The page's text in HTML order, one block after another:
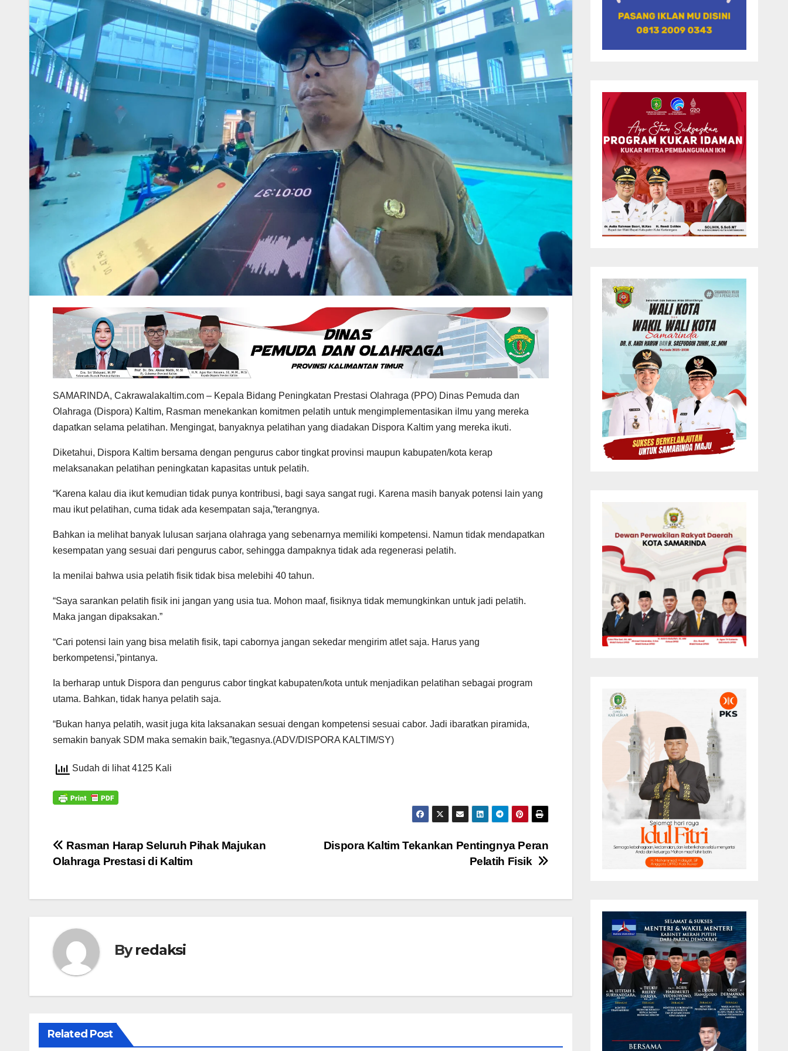
SAMARINDA, Cakrawalakaltim.com – Kepala Bidang Peningkatan Prestasi Olahraga (PPO) Dinas Pemuda dan
Olahraga (Dispora) Kaltim, Rasman menekankan komitmen pelatih untuk mengimplementasikan ilmu yang mereka
dapatkan selama pelatihan. Mengingat, banyaknya pelatihan yang diadakan Dispora Kaltim yang mereka ikuti.
Diketahui, Dispora Kaltim bersama dengan pengurus cabor tingkat provinsi maupun kabupaten/kota kerap
melaksanakan pelatihan peningkatan kapasitas untuk pelatih.
“Karena kalau dia ikut kemudian tidak punya kontribusi, bagi saya sangat rugi. Karena masih banyak potensi lain yang
mau ikut pelatihan, cuma tidak ada kesempatan saja,”terangnya.
Bahkan ia melihat banyak lulusan sarjana olahraga yang sebenarnya memiliki kompetensi. Namun tidak mendapatkan
kesempatan yang sesuai dari pengurus cabor, sehingga dampaknya tidak ada regenerasi pelatih.
Ia menilai bahwa usia pelatih fisik tidak bisa melebihi 40 tahun.
“Saya sarankan pelatih fisik ini jangan yang usia tua. Mohon maaf, fisiknya tidak memungkinkan untuk jadi pelatih.
Maka jangan dipaksakan.”
“Cari potensi lain yang bisa melatih fisik, tapi cabornya jangan sekedar mengirim atlet saja. Harus yang
berkompetensi,”pintanya.
Ia berharap untuk Dispora dan pengurus cabor tingkat kabupaten/kota untuk menjadikan pelatihan sebagai program
utama. Bahkan, tidak hanya pelatih saja.
“Bukan hanya pelatih, wasit juga kita laksanakan sesuai dengan kompetensi sesuai cabor. Jadi ibaratkan piramida,
semakin banyak SDM maka semakin baik,”tegasnya.(ADV/DISPORA KALTIM/SY)
Sudah di lihat 4125 Kali
Navigasi
Dispora Kaltim Tekankan Pentingnya Peran
Pelatih Fisik
Rasman Harap Seluruh Pihak Majukan
Olahraga Prestasi di Kaltim
Byredaksi
Related Post